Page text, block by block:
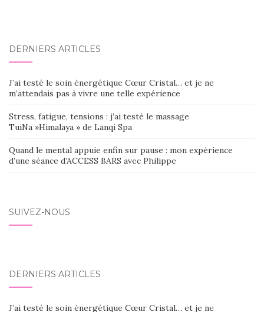
DERNIERS ARTICLES
J’ai testé le soin énergétique Cœur Cristal… et je ne
m’attendais pas à vivre une telle expérience
Stress, fatigue, tensions : j’ai testé le massage
TuiNa »Himalaya » de Lanqi Spa
Quand le mental appuie enfin sur pause : mon expérience
d’une séance d’ACCESS BARS avec Philippe
SUIVEZ-NOUS
DERNIERS ARTICLES
J’ai testé le soin énergétique Cœur Cristal… et je ne